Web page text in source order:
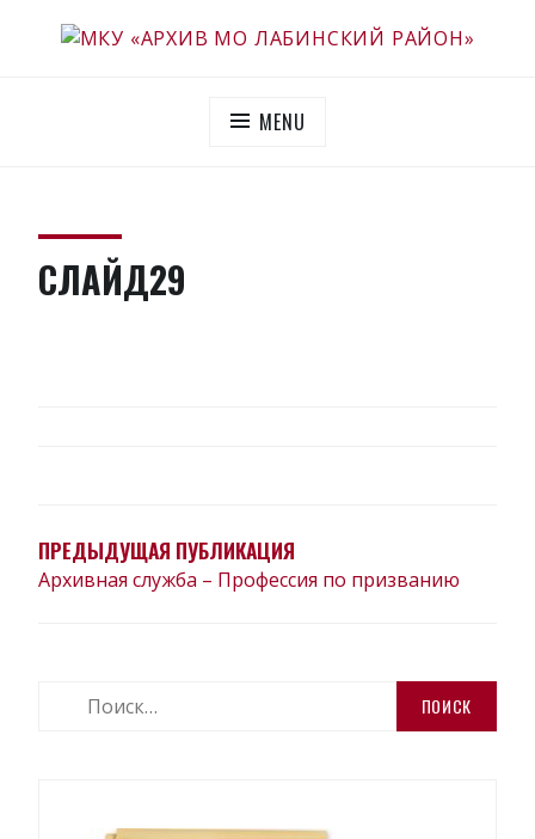
MENU
СЛАЙД29
ЗАПИСЯМ
ПРЕДЫДУЩАЯ ПУБЛИКАЦИЯ
Архивная служба – Профессия по призванию